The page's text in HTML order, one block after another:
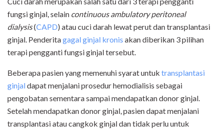
fungsi ginjal, selain continuous ambulatory peritoneal
dialysis(CAPD) atau cuci darah lewat perut dan transplantasi
ginjal. Penderitagagal ginjal kronis akan diberikan 3 pilihan
terapi pengganti fungsi ginjal tersebut.
Beberapa pasien yang memenuhi syarat untuk transplantasi
ginjaldapat menjalani prosedur hemodialisis sebagai
pengobatan sementara sampai mendapatkan donor ginjal.
Setelah mendapatkan donor ginjal, pasien dapat menjalani
transplantasi atau cangkok ginjal dan tidak perlu untuk